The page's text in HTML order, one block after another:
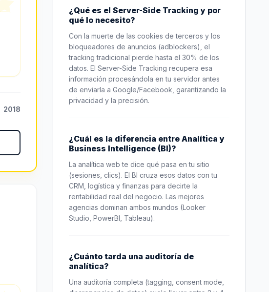
2018
¿Qué es el Server-Side Tracking y por
qué lo necesito?
Con la muerte de las cookies de terceros y los
bloqueadores de anuncios (adblockers), el
tracking tradicional pierde hasta el 30% de los
datos. El Server-Side Tracking recupera esa
información procesándola en tu servidor antes
de enviarla a Google/Facebook, garantizando la
privacidad y la precisión.
¿Cuál es la diferencia entre Analítica y
Business Intelligence (BI)?
La analítica web te dice qué pasa en tu sitio
(sesiones, clics). El BI cruza esos datos con tu
CRM, logística y finanzas para decirte la
rentabilidad real del negocio. Las mejores
agencias dominan ambos mundos (Looker
Studio, PowerBI, Tableau).
¿Cuánto tarda una auditoría de
analítica?
Una auditoría completa (tagging, consent mode,